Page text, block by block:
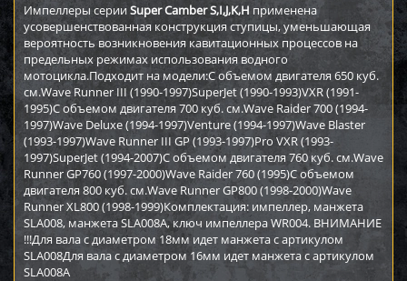
Импеллеры серииSuper Camber S,I,J,K,H применена
усовершенствованная конструкция ступицы, уменьшающая
вероятность возникновения кавитационных процессов на
предельных режимах использования водного
мотоцикла.Подходит на модели:С объемом двигателя 650 куб.
см.Wave Runner III (1990-1997)SuperJet (1990-1993)VXR (1991-
1995)С объемом двигателя 700 куб. см.Wave Raider 700 (1994-
1997)Wave Deluxe (1994-1997)Venture (1994-1997)Wave Blaster
(1993-1997)Wave Runner III GP (1993-1997)Pro VXR (1993-
1997)SuperJet (1994-2007)С объемом двигателя 760 куб. см.Wave
Runner GP760 (1997-2000)Wave Raider 760 (1995)С объемом
двигателя 800 куб. см.Wave Runner GP800 (1998-2000)Wave
Runner XL800 (1998-1999)Комплектация: импеллер, манжета
SLA008, манжета SLA008А, ключ импеллера WR004. ВНИМАНИЕ
!!!Для вала с диаметром 18мм идет манжета с артикулом
SLA008Для вала с диаметром 16мм идет манжета с артикулом
SLA008А